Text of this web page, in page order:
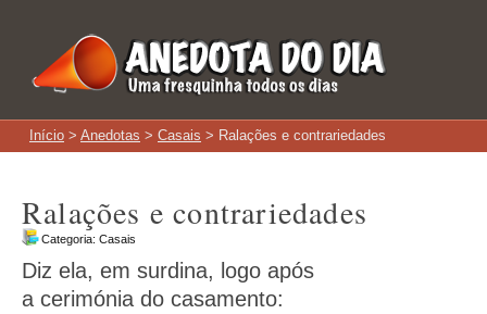
Início > Anedotas > Casais > Ralações e contrariedades
Ralações e contrariedades
Categoria: Casais
Diz ela, em surdina, logo após
a cerimónia do casamento: